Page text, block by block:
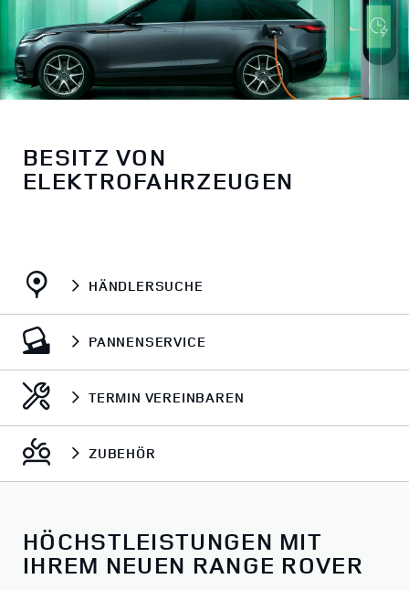
BESITZ VON
ELEKTROFAHRZEUGEN
HÄNDLERSUCHE
PANNENSERVICE
TERMIN VEREINBAREN
ZUBEHÖR
HÖCHSTLEISTUNGEN MIT
IHREM NEUEN RANGE ROVER